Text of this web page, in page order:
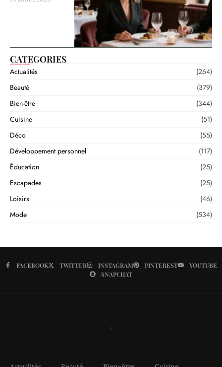
CATEGORIES
Actualités
(264)
Beauté
(379)
Bien-être
(344)
Cuisine
(51)
Déco
(55)
Développement personnel
(117)
Éducation
(25)
Escapades
(25)
Loisirs
(46)
Mode
(534)
FACEBOOK TWITTER INSTAGRAM PINTEREST
YOUTUBE
SNAPCHAT